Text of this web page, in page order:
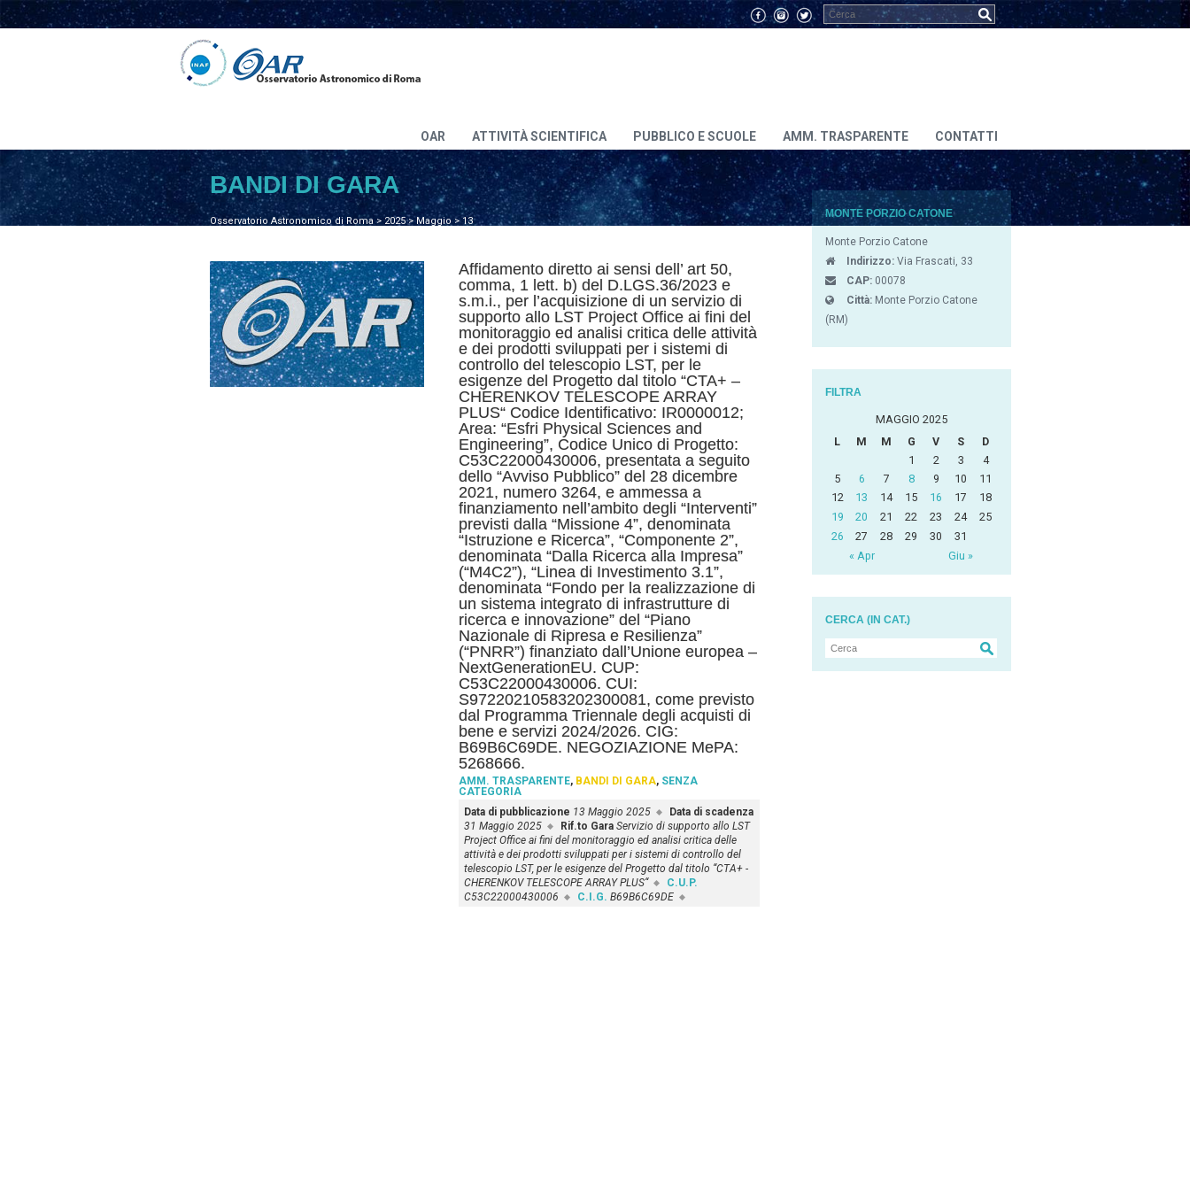
OAR ATTIVITÀ SCIENTIFICA PUBBLICO E SCUOLE AMM. TRASPARENTE CONTATTI
Osservatorio Astronomico di Roma> 2025>Maggio >13
BANDI DI GARA
Affidamento diretto ai sensi dell’ art 50,
comma, 1 lett. b) del D.LGS.36/2023 e
s.m.i., per l’acquisizione di un servizio di
supporto allo LST Project Office ai fini del
monitoraggio ed analisi critica delle attività
e dei prodotti sviluppati per i sistemi di
controllo del telescopio LST, per le
esigenze del Progetto dal titolo “CTA+ –
CHERENKOV TELESCOPE ARRAY
PLUS“ Codice Identificativo: IR0000012;
Area: “Esfri Physical Sciences and
Engineering”, Codice Unico di Progetto:
C53C22000430006, presentata a seguito
dello “Avviso Pubblico” del 28 dicembre
2021, numero 3264, e ammessa a
finanziamento nell’ambito degli “Interventi”
previsti dalla “Missione 4”, denominata
“Istruzione e Ricerca”, “Componente 2”,
denominata “Dalla Ricerca alla Impresa”
(“M4C2”), “Linea di Investimento 3.1”,
denominata “Fondo per la realizzazione di
un sistema integrato di infrastrutture di
ricerca e innovazione” del “Piano
Nazionale di Ripresa e Resilienza”
(“PNRR”) finanziato dall’Unione europea –
NextGenerationEU. CUP:
C53C22000430006. CUI:
S97220210583202300081, come previsto
dal Programma Triennale degli acquisti di
bene e servizi 2024/2026. CIG:
B69B6C69DE. NEGOZIAZIONE MePA:
5268666.
AMM. TRASPARENTE, BANDI DI GARA, SENZA
CATEGORIA
Data di pubblicazione 13 Maggio 2025
Data di scadenza
31 Maggio 2025
Rif.to Gara Servizio di supporto allo LST
Project Office ai fini del monitoraggio ed analisi critica delle
attività e dei prodotti sviluppati per i sistemi di controllo del
telescopio LST, per le esigenze del Progetto dal titolo “CTA+ -
CHERENKOV TELESCOPE ARRAY PLUS“
C.U.P.
C53C22000430006
C.I.G. B69B6C69DE
MONTE PORZIO CATONE
Monte Porzio Catone
Indirizzo: Via Frascati, 33
CAP: 00078
Città: Monte Porzio Catone
(RM)
FILTRA
MAGGIO 2025
L
M M G V S D
« Apr Giu »
1 2 3
4
5
6 7 8 9 10
11
12
13 14 15 16 17
18
19
20 21 22 23 24
25
26
27 28 29 30 31
CERCA (IN CAT.)